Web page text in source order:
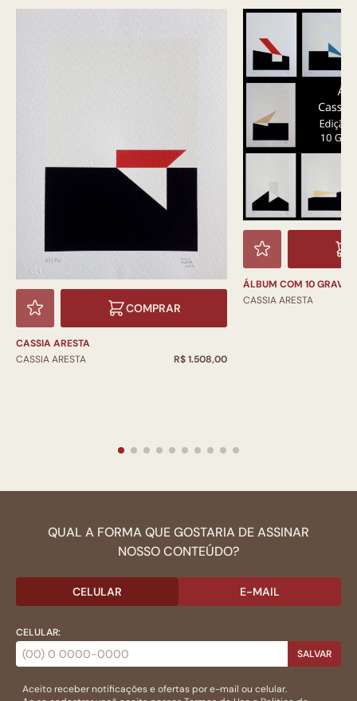
COMPRAR
CASSIA ARESTA
CASSIA ARESTA
R$ 1.508,00
ÁLBUM COM 10
CASSIA ARESTA
QUAL A FORMA QUE GOSTARIA DE ASSINAR
NOSSO CONTEÚDO?
CELULAR E-MAIL
CELULAR:
SALVAR
Aceito receber notificações e ofertas por e-mail ou celular.